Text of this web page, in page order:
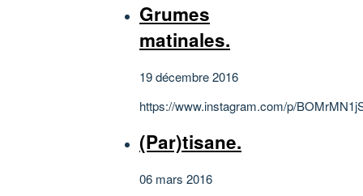
Grumes
matinales.
19 décembre 2016
https://www.instagram.com/p/
(Par)tisane.
06 mars 2016